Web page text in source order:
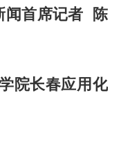
闻首席记者 陈
长春应用化